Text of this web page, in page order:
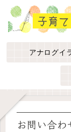
アナログイ
お問い合わ